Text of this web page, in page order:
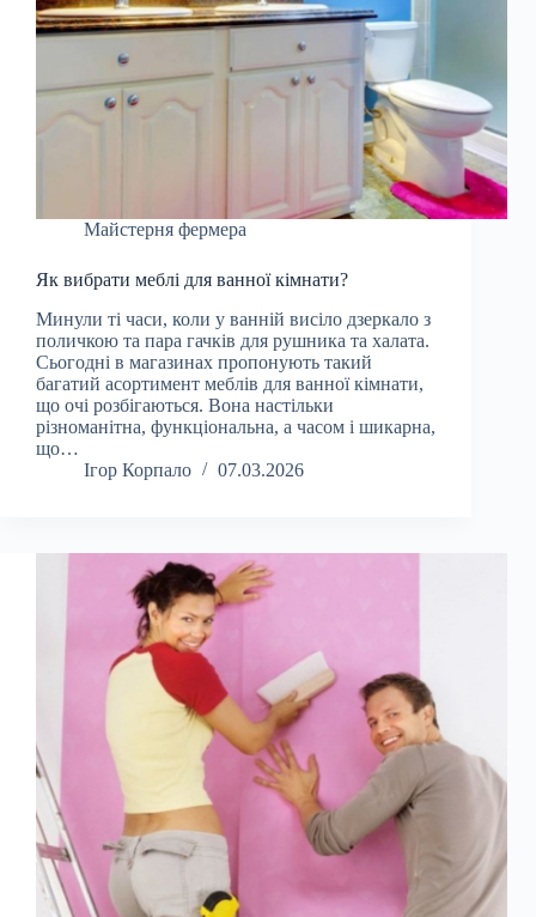
Майстерня фермера
Як вибрати меблі для ванної кімнати?
Минули ті часи, коли у ванній висіло дзеркало з
поличкою та пара гачків для рушника та халата.
Сьогодні в магазинах пропонують такий
багатий асортимент меблів для ванної кімнати,
що очі розбігаються. Вона настільки
різноманітна, функціональна, а часом і шикарна,
що…
Ігор Корпало
07.03.2026